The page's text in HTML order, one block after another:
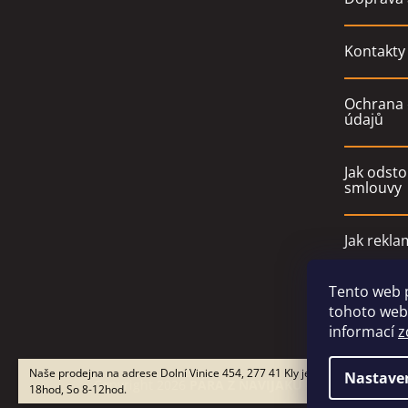
Tento web
tohoto
informací
Naše prodejna na adrese Dolní Vinice 454, 277 41 Kly je otevřena Po-Pá 9-
18hod, So 8-12hod.
Kontakty
údajů
Jak
smlouvy
Jak
Copyright 2026 PÁRA Z NAVIJÁKU - Ondřej